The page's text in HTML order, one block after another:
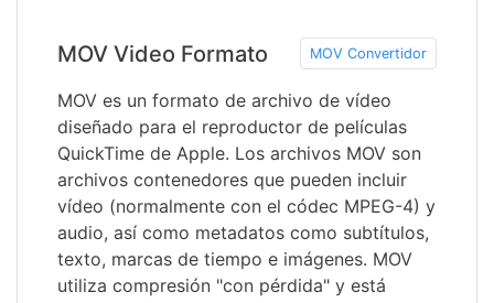
MOV Video Formato MOV Convertidor
MOV es un formato de archivo de vídeo
diseñado para el reproductor de películas
QuickTime de Apple. Los archivos MOV son
archivos contenedores que pueden incluir
vídeo (normalmente con el códec MPEG-4) y
audio, así como metadatos como subtítulos,
texto, marcas de tiempo e imágenes. MOV
utiliza compresión "con pérdida" y está